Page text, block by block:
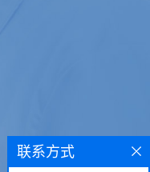
联系方式